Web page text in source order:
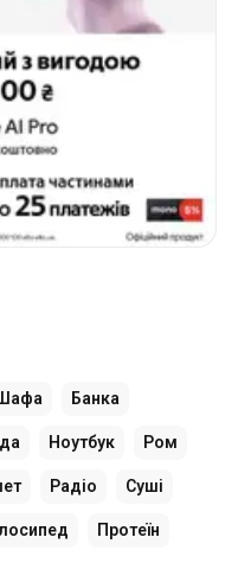
Банка
Ноутбук Ром
Радіо Суші
Протеїн